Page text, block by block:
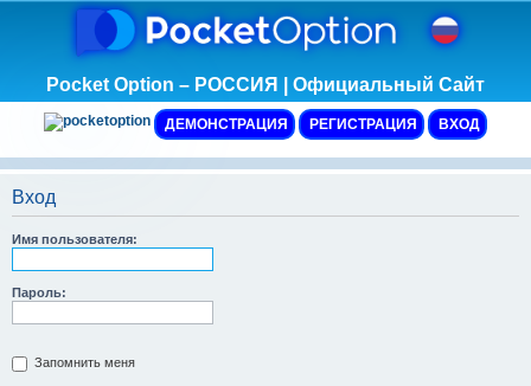
Pocket Option – РОССИЯ | Официальный Сайт
ДЕМОНСТРАЦИЯ РЕГИСТРАЦИЯ ВХОД
Вход
Имя пользователя:
Пароль:
Запомнить меня